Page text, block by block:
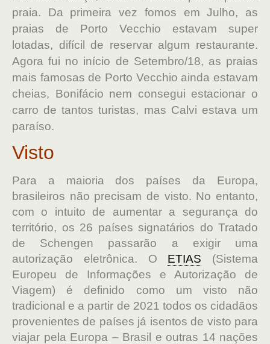
praia. Da primeira vez fomos em Julho, as
praias de Porto Vecchio estavam super
lotadas, difícil de reservar algum restaurante.
Agora fui no início de Setembro/18, as praias
mais famosas de Porto Vecchio ainda estavam
cheias, Bonifácio nem consegui estacionar o
carro de tantos turistas, mas Calvi estava um
paraíso.
Visto
Para a maioria dos países da Europa,
brasileiros não precisam de visto. No entanto,
com o intuito de aumentar a segurança do
território, os 26 países signatários do Tratado
de Schengen passarão a exigir uma
autorização eletrônica. O ETIAS (Sistema
Europeu de Informações e Autorização de
Viagem) é definido como um visto não
tradicional e a partir de 2021 todos os cidadãos
provenientes de países já isentos de visto para
viajar pela Europa – Brasil e outras 14 nações